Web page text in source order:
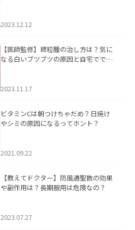
2023.12.12
【医師監修】稗粒腫の治し方は？気に
なる白いブツブツの原因と自宅ででき
2023.11.17
ビタミンCは朝つけちゃだめ？日焼け
やシミの原因になるってホント？
2021.09.22
【教えてドクター】防風通聖散の効果
や副作用は？長期服用は危険なの？
2023.07.27